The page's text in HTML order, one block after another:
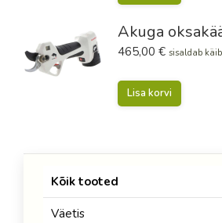
Akuga
465,00 € sisaldab
Lisa korvi
Kõik tooted
Väetis